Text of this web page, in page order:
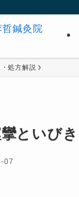
処方解説
といび
07